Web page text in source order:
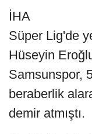
İHA
Süper Lig'de
Hüseyin
Samsunspor,
beraberlik
demir atmıştı.